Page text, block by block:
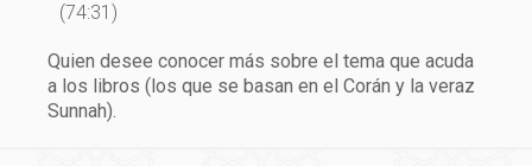
(74:31)
Quien desee conocer más sobre el tema que acuda
a los libros (los que se basan en el Corán y la veraz
Sunnah).